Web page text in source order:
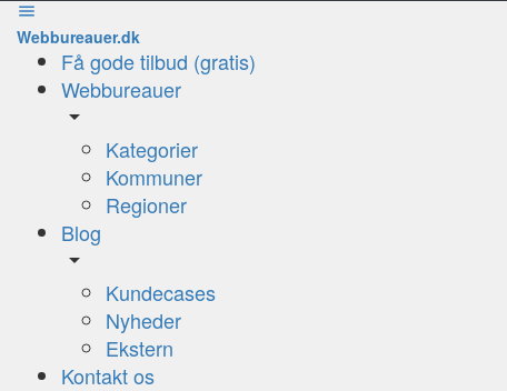
Webbureauer.dk
Få gode tilbud (gratis)
Webbureauer
Kategorier
Kommuner
Regioner
Blog
Kundecases
Nyheder
Ekstern
Kontakt os